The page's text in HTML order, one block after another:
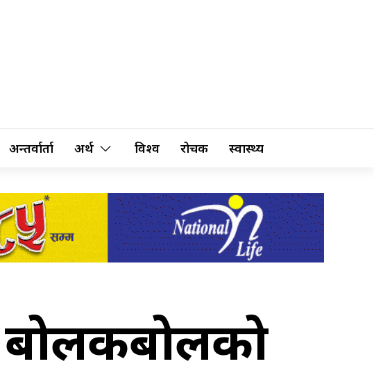
अन्तर्वार्ता अर्थ विश्व रोचक स्वास्थ्य
बोलकबोलको